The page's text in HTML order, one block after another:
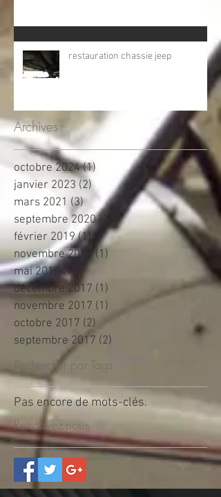
restauration chassie jeep
Archives
octobre 2024 (1) 1 post
janvier 2023 (2)2 posts
mars 2021 (3)3 posts
septembre 2020 (1)
1 post
février 2019 (1)1 post
novembre 2018 (1)
mai 2018 (1)
1 post
décembre 2017 (1)
novembre 2017 (1)
octobre 2017 (2) 2 posts
septembre 2017 (2)
Rechercher par Tags
Pas encore de mots-clés.
Retrouvez-nous